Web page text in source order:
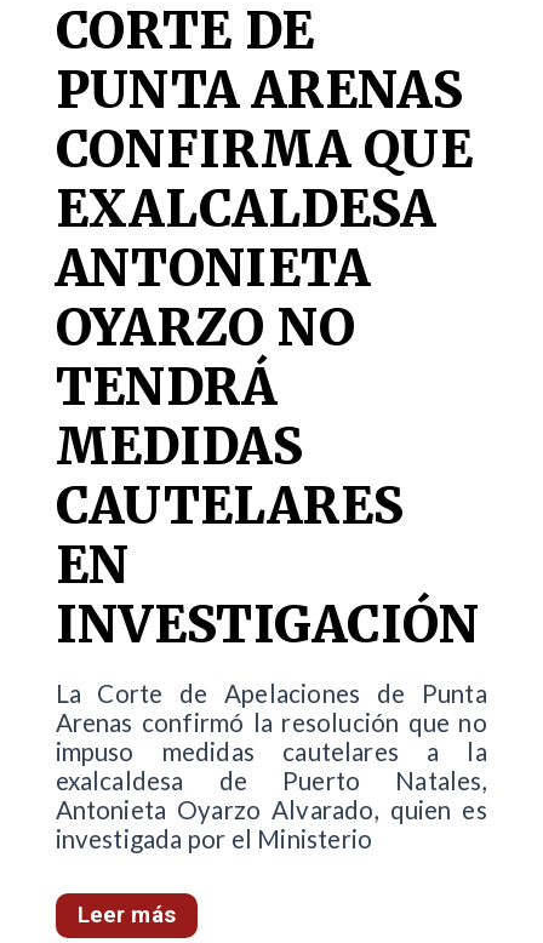
CORTE DE
PUNTA ARENAS
CONFIRMA QUE
EXALCALDESA
ANTONIETA
OYARZO NO
TENDRÁ
MEDIDAS
CAUTELARES
EN
INVESTIGACIÓN
La Corte de Apelaciones de Punta
Arenas confirmó la resolución que no
impuso medidas cautelares a la
exalcaldesa de Puerto Natales,
Antonieta Oyarzo Alvarado, quien es
investigada por el Ministerio
Leer más